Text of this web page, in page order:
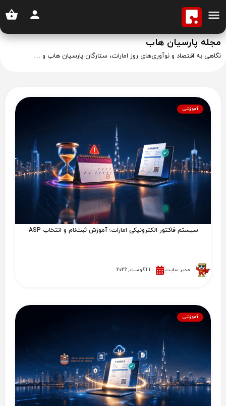
مجله پارسیان هاب
نگاهی به اقتصاد و نوآوری‌های روز امارات، ستارگان پارسیان هاب و …
آموزشی
سیستم فاکتور الکترونیکی امارات؛ آموزش ثبت‌نام و انتخاب ASP
مدیر سایت 1 آگوست, 2026
آموزشی